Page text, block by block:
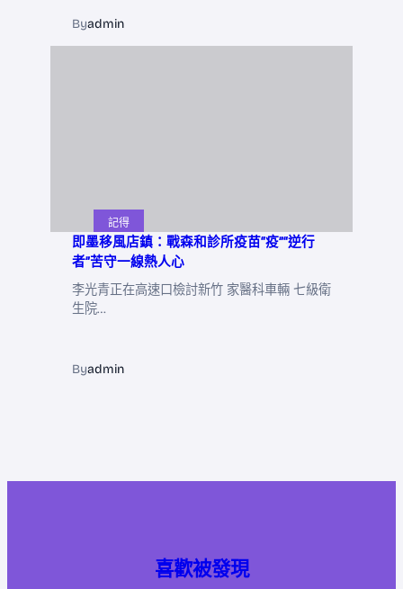
Byadmin
記得
即墨移風店鎮：戰森和診所疫苗“疫”“逆行
者”苦守一線熱人心
李光青正在高速口檢討新竹 家醫科車輛 七級衛
生院…
Byadmin
喜歡被發現